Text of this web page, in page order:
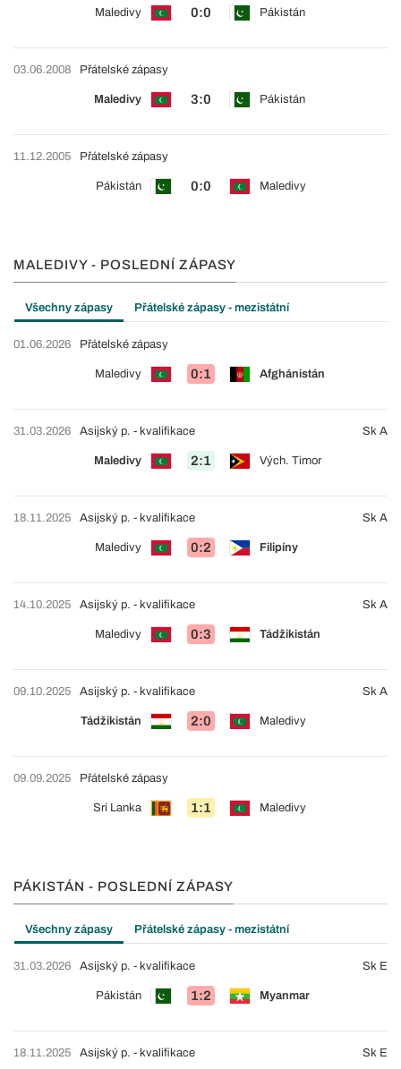
Maledivy 0:0 Pákistán
03.06.2008
Maledivy 3:0 Pákistán
Přátelské zápasy
11.12.2005
Pákistán 0:0 Maledivy
Přátelské zápasy
MALEDIVY - POSLEDNÍ ZÁPASY
Všechny zápasy Přátelské zápasy - mezistátní
01.06.2026
Maledivy 0:1 Afghánistán
Přátelské zápasy
31.03.2026
Maledivy 2:1 Vých. Timor
Asijský p. - kvalifikace Sk A
18.11.2025
Maledivy 0:2 Filipíny
Asijský p. - kvalifikace Sk A
14.10.2025
Maledivy 0:3 Tádžikistán
Asijský p. - kvalifikace Sk A
09.10.2025
Tádžikistán 2:0 Maledivy
Asijský p. - kvalifikace Sk A
09.09.2025
Srí Lanka 1:1 Maledivy
Přátelské zápasy
PÁKISTÁN - POSLEDNÍ ZÁPASY
Všechny zápasy Přátelské zápasy - mezistátní
31.03.2026
Pákistán 1:2 Myanmar
Asijský p. - kvalifikace Sk E
18.11.2025 Asijský p. - kvalifikace Sk E